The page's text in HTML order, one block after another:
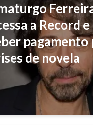
a Record
pagamento
de novela